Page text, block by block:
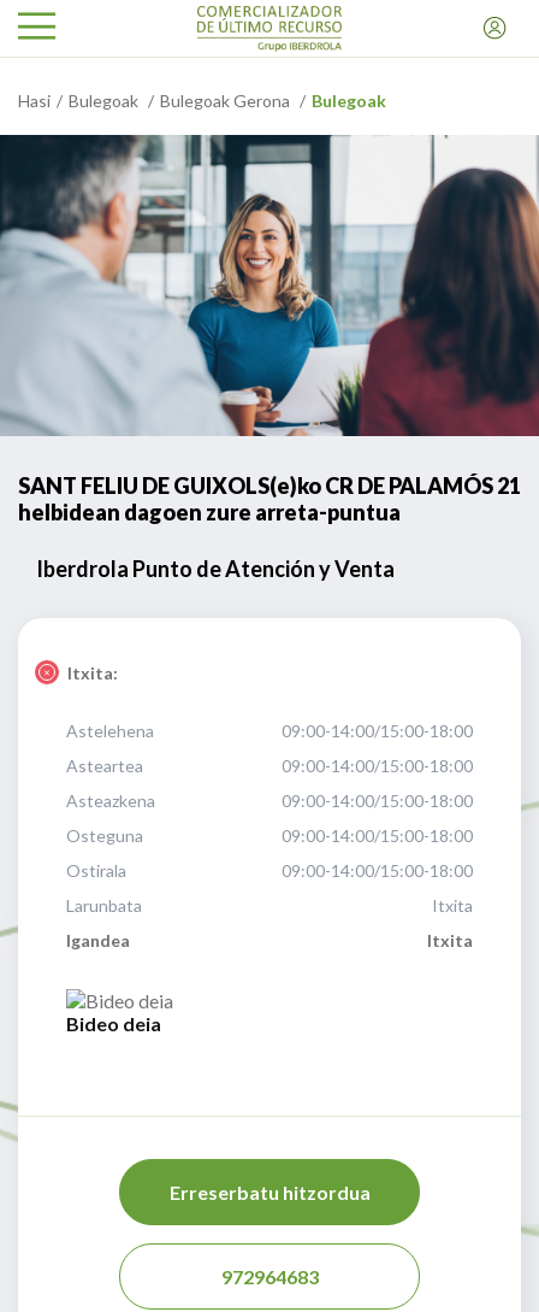
Hasi Bulegoak Bulegoak Gerona Bulegoak
SANT FELIU DE GUIXOLS(e)ko CR DE PALAMÓS 21
helbidean dagoen zure arreta-puntua
Iberdrola Punto de Atención y Venta
Itxita:
Astelehena
09:00-14:00/15:00-18:00
Asteartea
09:00-14:00/15:00-18:00
Asteazkena
09:00-14:00/15:00-18:00
Osteguna
09:00-14:00/15:00-18:00
Ostirala
09:00-14:00/15:00-18:00
Larunbata
Itxita
Igandea
Itxita
Bideo deia
Erreserbatu hitzordua
972964683